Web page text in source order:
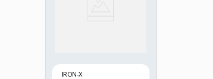
IRON-X